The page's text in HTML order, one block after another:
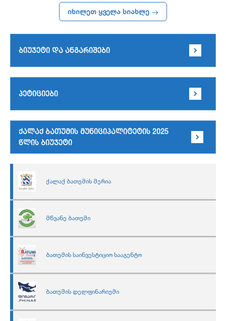
ბიუჯეტი და ანგარიშები
პეტიციები
ქალაქ ბათუმის მუნიციპალიტეტის 2025
წლის ბიუჯეტი
ქალაქ ბათუმის მერია
მწვანე ბათუმი
ბათუმის საინვესტიციო სააგენტო
ბათუმის დელფინარიუმი
იხილეთ ყველა სიახლე